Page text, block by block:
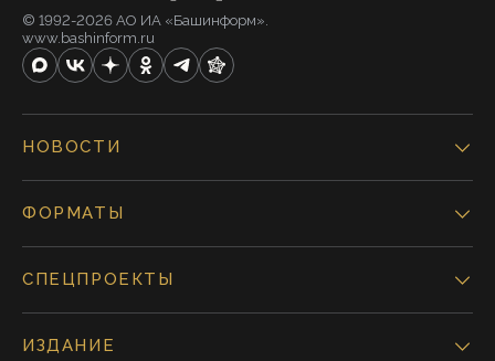
© 1992-2026 АО ИА «Башинформ».
www.bashinform.ru
НОВОСТИ
ФОРМАТЫ
СПЕЦПРОЕКТЫ
ИЗДАНИЕ